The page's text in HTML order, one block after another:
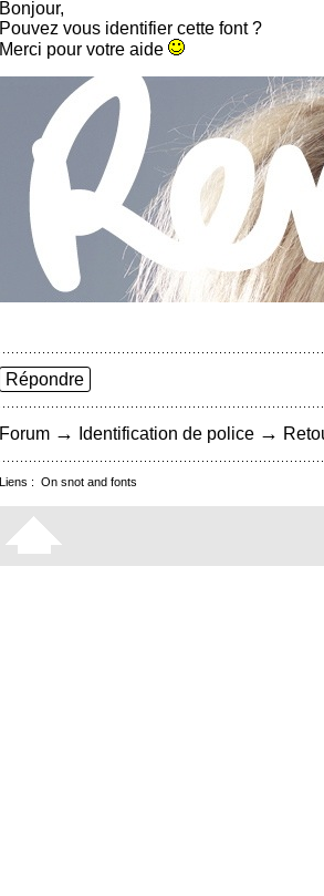
Bonjour,
Pouvez vous identifier cette font ?
Merci pour votre aide
Répondre
Forum → Identification de police →
Liens : On snot and fonts